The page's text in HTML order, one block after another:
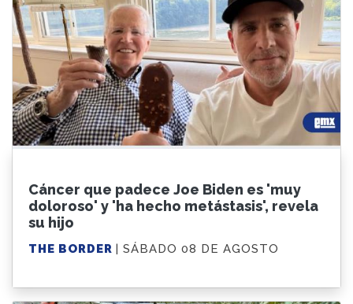
Cáncer que padece Joe Biden es 'muy
doloroso' y 'ha hecho metástasis', revela
su hijo
THE BORDER | SÁBADO 08 DE AGOSTO